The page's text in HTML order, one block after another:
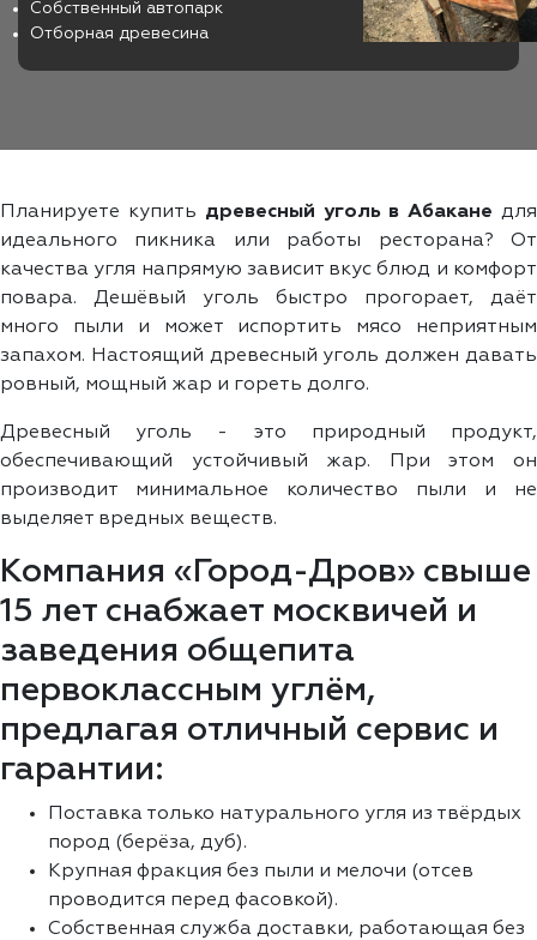
Собственный автопарк
Отборная древесина
Планируете купить древесный уголь в Абакане для
идеального пикника или работы ресторана? От
качества угля напрямую зависит вкус блюд и комфорт
повара. Дешёвый уголь быстро прогорает, даёт
много пыли и может испортить мясо неприятным
запахом. Настоящий древесный уголь должен давать
ровный, мощный жар и гореть долго.
Древесный уголь - это природный продукт,
обеспечивающий устойчивый жар. При этом он
производит минимальное количество пыли и не
выделяет вредных веществ.
Компания «Город-Дров» свыше
15 лет снабжает москвичей и
заведения общепита
первоклассным углём,
предлагая отличный сервис и
гарантии:
Поставка только натурального угля из твёрдых
пород (берёза, дуб).
Крупная фракция без пыли и мелочи (отсев
проводится перед фасовкой).
Собственная служба доставки, работающая без